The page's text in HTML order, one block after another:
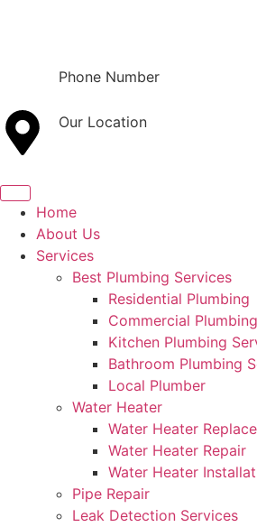
Phone Number
Our Location
Home
About Us
Services
Best Plumbing Services
Residential Plumbing
Commercial Plumbing
Kitchen Plumbing
Bathroom Plumbing
Local Plumber
Water Heater
Water Heater
Water Heater Repair
Water Heater
Pipe Repair
Leak Detection Services